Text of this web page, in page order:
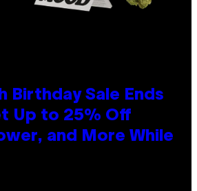
Birthday Sale Ends
Up to 25% Off
and More While